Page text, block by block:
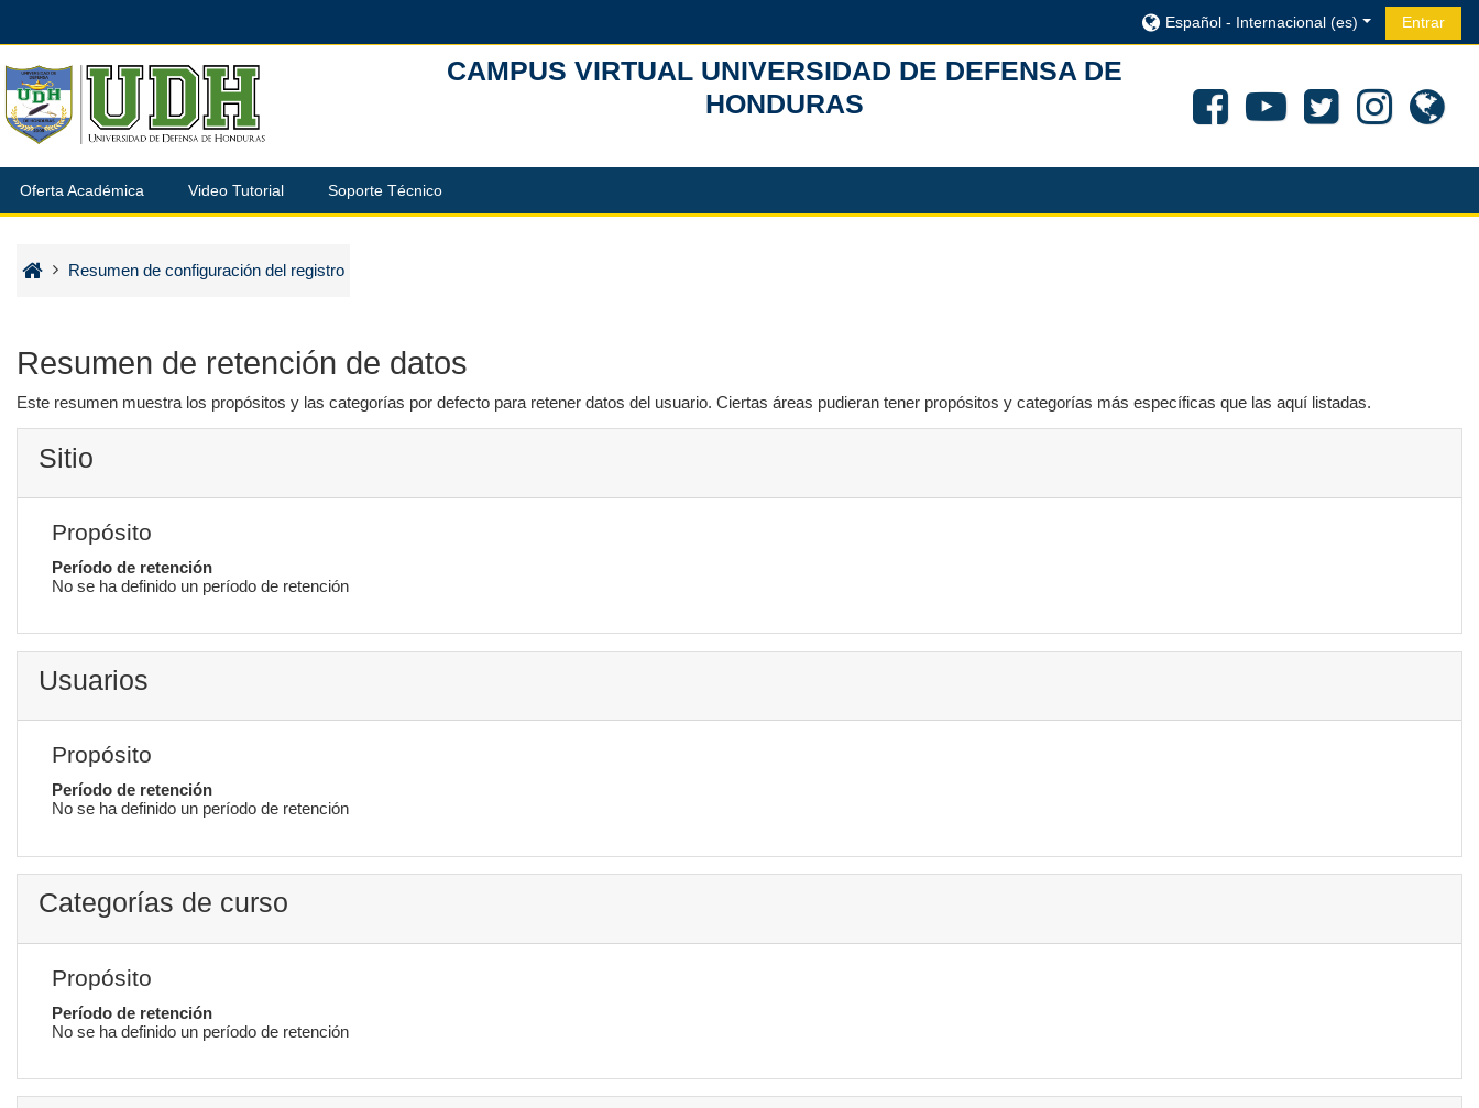
Español - Internacional ‎(es)‎ Entrar
CAMPUS VIRTUAL UNIVERSIDAD DE DEFENSA DE
HONDURAS
Oferta Académica Video Tutorial Soporte Técnico
Resumen de configuración del registro
Resumen de retención de datos
Este resumen muestra los propósitos y las categorías por defecto para retener datos del usuario. Ciertas áreas pudieran tener propósitos y categorías más específicas que las aquí listadas.
Sitio
Propósito
Período de retención
No se ha definido un período de retención
Usuarios
Propósito
Período de retención
No se ha definido un período de retención
Categorías de curso
Propósito
Período de retención
No se ha definido un período de retención